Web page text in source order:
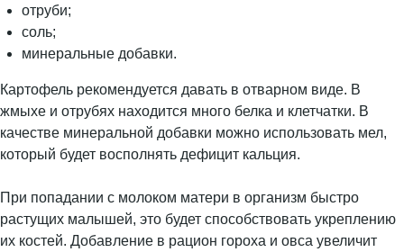
отруби;
соль;
минеральные добавки.
Картофель рекомендуется давать в отварном виде. В
жмыхе и отрубях находится много белка и клетчатки. В
качестве минеральной добавки можно использовать мел,
который будет восполнять дефицит кальция.
При попадании с молоком матери в организм быстро
растущих малышей, это будет способствовать укреплению
их костей. Добавление в рацион гороха и овса увеличит